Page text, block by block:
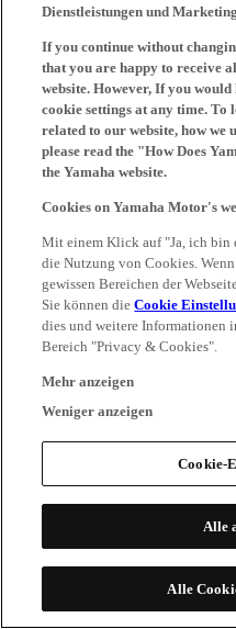
Dienstleistungen und
If you continue without
that you are happy to receive
website. However, If you
cookie settings at any time. To
related to our website, how we
please read the "How Does
the Yamaha website.
Cookies on Yamaha Motor's
Mit einem Klick auf "Ja, ich bin
die Nutzung von Cookies.
gewissen Bereichen der
Sie können dieCookie
dies und weitere Informationen
Bereich "Privacy & Cookies".
Mehr anzeigen
Weniger anzeigen
Cookie-
Alle
Alle